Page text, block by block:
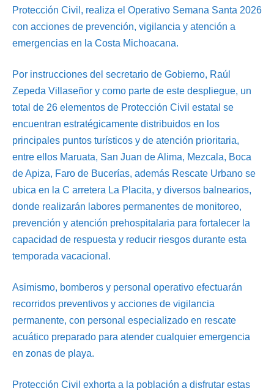
Protección Civil, realiza el Operativo Semana Santa 2026
con acciones de prevención, vigilancia y atención a
emergencias en la Costa Michoacana.
Por instrucciones del secretario de Gobierno, Raúl
Zepeda Villaseñor y como parte de este despliegue, un
total de 26 elementos de Protección Civil estatal se
encuentran estratégicamente distribuidos en los
principales puntos turísticos y de atención prioritaria,
entre ellos Maruata, San Juan de Alima, Mezcala, Boca
de Apiza, Faro de Bucerías, además Rescate Urbano se
ubica en la C arretera La Placita, y diversos balnearios,
donde realizarán labores permanentes de monitoreo,
prevención y atención prehospitalaria para fortalecer la
capacidad de respuesta y reducir riesgos durante esta
temporada vacacional.
Asimismo, bomberos y personal operativo efectuarán
recorridos preventivos y acciones de vigilancia
permanente, con personal especializado en rescate
acuático preparado para atender cualquier emergencia
en zonas de playa.
Protección Civil exhorta a la población a disfrutar estas